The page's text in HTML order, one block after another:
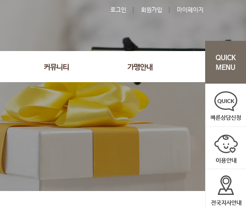
로그인 회원가입 마이페이지
커뮤니티 가맹안내